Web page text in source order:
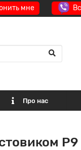
мне
Про нас
Р9